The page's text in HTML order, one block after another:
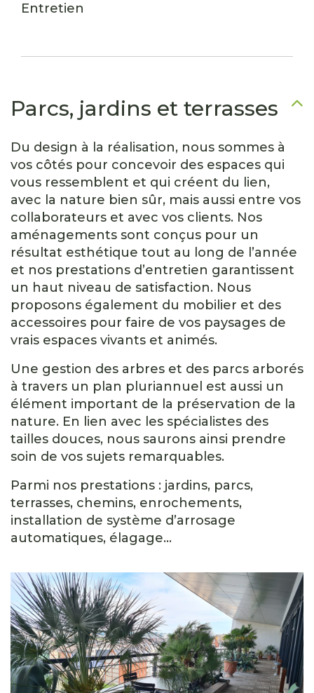
Entretien
Parcs, jardins et terrasses
Du design à la réalisation, nous sommes à
vos côtés pour concevoir des espaces qui
vous ressemblent et qui créent du lien,
avec la nature bien sûr, mais aussi entre vos
collaborateurs et avec vos clients. Nos
aménagements sont conçus pour un
résultat esthétique tout au long de l’année
et nos prestations d’entretien garantissent
un haut niveau de satisfaction. Nous
proposons également du mobilier et des
accessoires pour faire de vos paysages de
vrais espaces vivants et animés.
Une gestion des arbres et des parcs arborés
à travers un plan pluriannuel est aussi un
élément important de la préservation de la
nature. En lien avec les spécialistes des
tailles douces, nous saurons ainsi prendre
soin de vos sujets remarquables.
Parmi nos prestations : jardins, parcs,
terrasses, chemins, enrochements,
installation de système d’arrosage
automatiques, élagage…